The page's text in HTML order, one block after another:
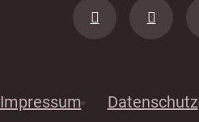
Impressum Datenschutz